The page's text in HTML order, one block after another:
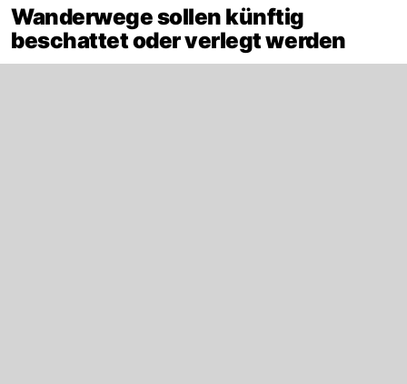
Wanderwege sollen künftig
beschattet oder verlegt werden